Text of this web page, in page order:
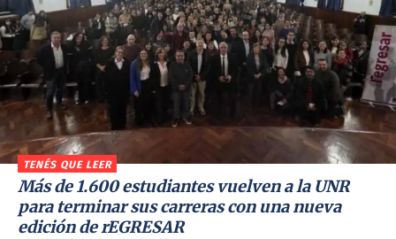
TENÉS QUE LEER
Más de 1.600 estudiantes vuelven a la UNR
para terminar sus carreras con una nueva
edición de rEGRESAR